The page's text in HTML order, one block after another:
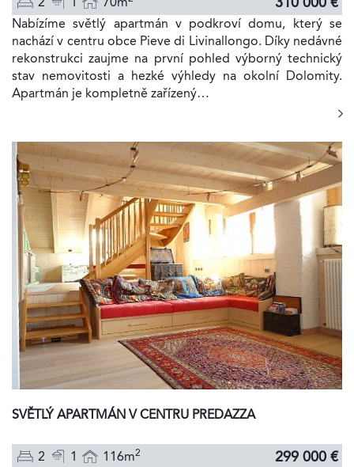
Nabízíme světlý apartmán v podkroví domu, který se
nachází v centru obce Pieve di Livinallongo. Díky nedávné
rekonstrukci zaujme na první pohled výborný technický
stav nemovitosti a hezké výhledy na okolní Dolomity.
Apartmán je kompletně zařízený…
SVĚTLÝ APARTMÁN V CENTRU PREDAZZA
2 1 116m2 299 000 €